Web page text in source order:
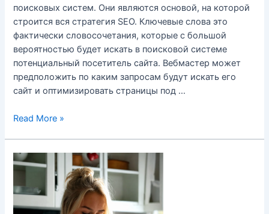
поисковых систем. Они являются основой, на которой
строится вся стратегия SEO. Ключевые слова это
фактически словосочетания, которые с большой
вероятностью будет искать в поисковой системе
потенциальный посетитель сайта. Вебмастер может
предположить по каким запросам будут искать его
сайт и оптимизировать страницы под …
Ключевые
страницы
Read More »